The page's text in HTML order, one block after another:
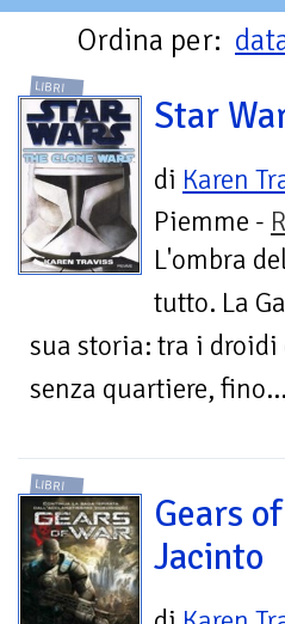
Ordina per:
LIBRI
Star
di Karen
Piemme -
L'ombra
tutto. La
sua storia: tra i
senza quartiere, fino...
LIBRI
Gears
Jacinto